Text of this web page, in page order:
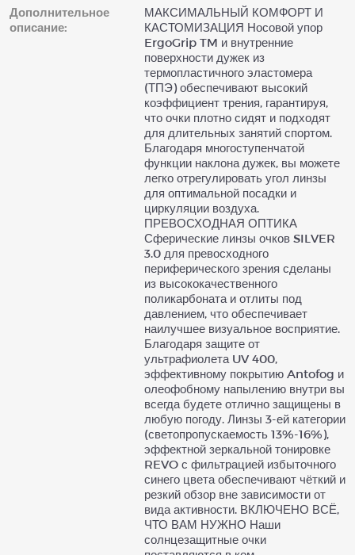
Дополнительное
описание:
МАКСИМАЛЬНЫЙ КОМФОРТ И
КАСТОМИЗАЦИЯ Носовой упор
ErgoGrip TM и внутренние
поверхности дужек из
термопластичного эластомера
(ТПЭ) обеспечивают высокий
коэффициент трения, гарантируя,
что очки плотно сидят и подходят
для длительных занятий спортом.
Благодаря многоступенчатой
функции наклона дужек, вы можете
легко отрегулировать угол линзы
для оптимальной посадки и
циркуляции воздуха.
ПРЕВОСХОДНАЯ ОПТИКА
Сферические линзы очков SILVER
3.0 для превосходного
периферического зрения сделаны
из высококачественного
поликарбоната и отлиты под
давлением, что обеспечивает
наилучшее визуальное восприятие.
Благодаря защите от
ультрафиолета UV 400,
эффективному покрытию Antofog и
олеофобному напылению внутри вы
всегда будете отлично защищены в
любую погоду. Линзы 3-ей категории
(светопропускаемость 13%-16%),
эффектной зеркальной тонировке
REVO с фильтрацией избыточного
синего цвета обеспечивают чёткий и
резкий обзор вне зависимости от
вида активности. ВКЛЮЧЕНО ВСЁ,
ЧТО ВАМ НУЖНО Наши
солнцезащитные очки